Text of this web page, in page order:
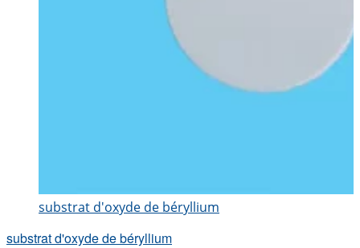
substrat d'oxyde de béryllium
substrat d'oxyde de béryllium